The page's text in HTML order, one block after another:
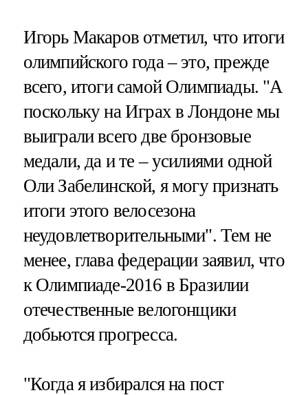
Игорь Макаров отметил, что итоги
олимпийского года – это, прежде
всего, итоги самой Олимпиады. "А
поскольку на Играх в Лондоне мы
выиграли всего две бронзовые
медали, да и те – усилиями одной
Оли Забелинской, я могу признать
итоги этого велосезона
неудовлетворительными". Тем не
менее, глава федерации заявил, что
к Олимпиаде-2016 в Бразилии
отечественные велогонщики
добьются прогресса.
"Когда я избирался на пост